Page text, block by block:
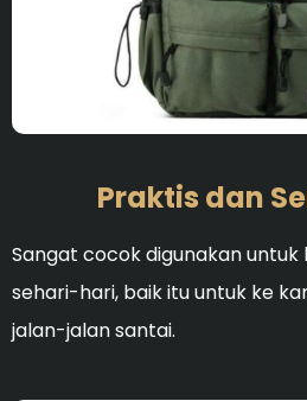
Praktis dan
Sangat cocok digunakan
sehari-hari, baik itu untuk ke
jalan-jalan santai.